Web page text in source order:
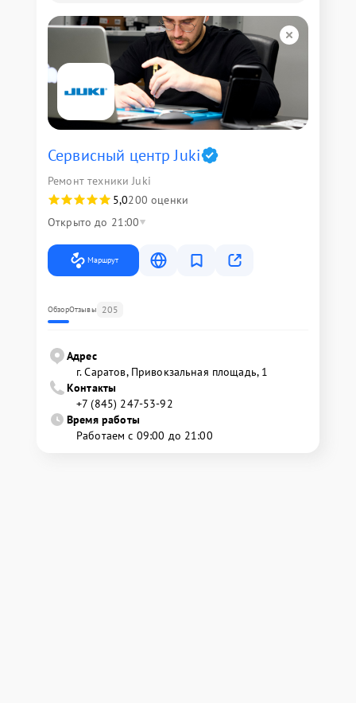
Сервисный центр Juki
Ремонт техники Juki
5,0200 оценки
Открыто до 21:00
Маршрут
ОбзорОтзывы 205
Адрес
г. Саратов, Привокзальная площадь, 1
Контакты
+7 (845) 247-53-92
Время работы
Работаем с 09:00 до 21:00